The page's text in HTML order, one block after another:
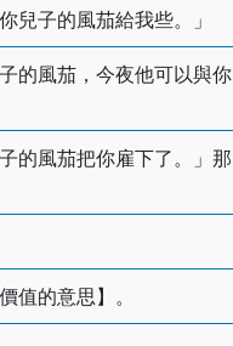
兒子的風茄給我些。」
的風茄，今夜他可以與你
的風茄把你雇下了。」那
的意思】。